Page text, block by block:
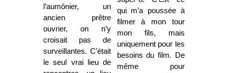
l’aumônier, un
ancien prêtre
ouvrier, on n’y
croisait pas de
surveillantes. C’était
le seul vrai lieu de
qui m’a poussée à
filmer à mon tour
mon fils, mais
uniquement pour les
besoins du film. De
même pour